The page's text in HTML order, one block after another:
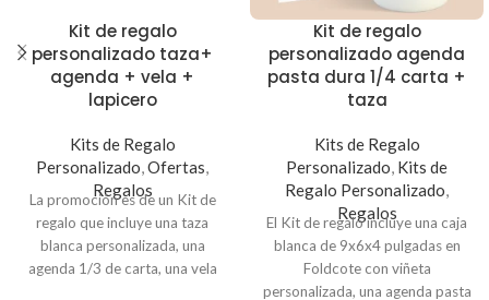
Kit de regalo
personalizado taza+
agenda + vela +
lapicero
Kits de Regalo
Personalizado,Ofertas,
Regalos
La promoción es de un Kit de
regalo que incluye una taza
blanca personalizada, una
agenda 1/3 de carta, una vela
Kit de regalo
personalizado agenda
pasta dura 1/4 carta +
taza
Kits de Regalo
Personalizado, Kits de
Regalo Personalizado,
Regalos
El Kit de regalo incluye una caja
blanca de 9x6x4 pulgadas en
Foldcote con viñeta
personalizada, una agenda pasta